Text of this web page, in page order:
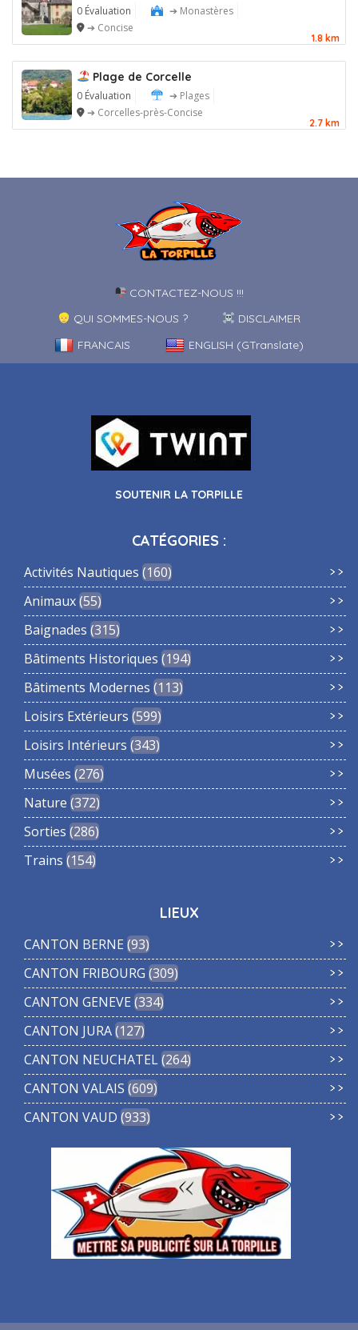
0 Évaluation
➔ Monastères
➔ Concise
1.8 km
Plage de Corcelle
0 Évaluation
➔ Plages
➔ Corcelles-près-Concise
2.7 km
CONTACTEZ-NOUS !!!
QUI SOMMES-NOUS ?
DISCLAIMER
FRANCAIS
ENGLISH (GTranslate)
SOUTENIR LA TORPILLE
CATÉGORIES :
Activités Nautiques 160
Animaux 55
Baignades 315
Bâtiments Historiques 194
Bâtiments Modernes 113
Loisirs Extérieurs 599
Loisirs Intérieurs 343
Musées 276
Nature 372
Sorties 286
Trains 154
LIEUX
CANTON BERNE 93
CANTON FRIBOURG 309
CANTON GENEVE 334
CANTON JURA 127
CANTON NEUCHATEL 264
CANTON VALAIS 609
CANTON VAUD 933